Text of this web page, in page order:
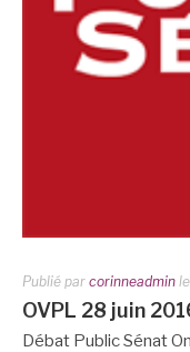
Publié par corinneadmin le
OVPL 28 juin
Débat Public Sénat